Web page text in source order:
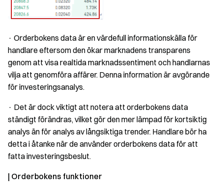
· Orderbokens data är en värdefull informationskälla för
handlare eftersom den ökar marknadens transparens
genom att visa realtida marknadssentiment och handlarnas
vilja att genomföra affärer. Denna information är avgörande
för investeringsanalys.
· Det är dock viktigt att notera att orderbokens data
ständigt förändras, vilket gör den mer lämpad för kortsiktig
analys än för analys av långsiktiga trender. Handlare bör ha
detta i åtanke när de använder orderbokens data för att
fatta investeringsbeslut.
| Orderbokens funktioner